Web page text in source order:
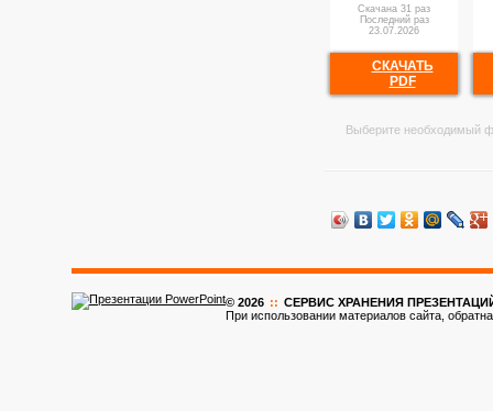
Скачана 31 раз
Последний раз
23.07.2026
СКАЧАТЬ
PDF
Выберите необходимый
© 2026 :: CЕРВИС ХРАНЕНИЯ ПРЕЗЕНТАЦИЙ
При использовании материалов сайта,